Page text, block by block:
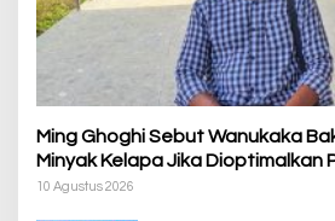
Ming Ghoghi Sebut Wanukaka
Minyak Kelapa Jika Dioptimalkan
Barat
10 Agustus 2026